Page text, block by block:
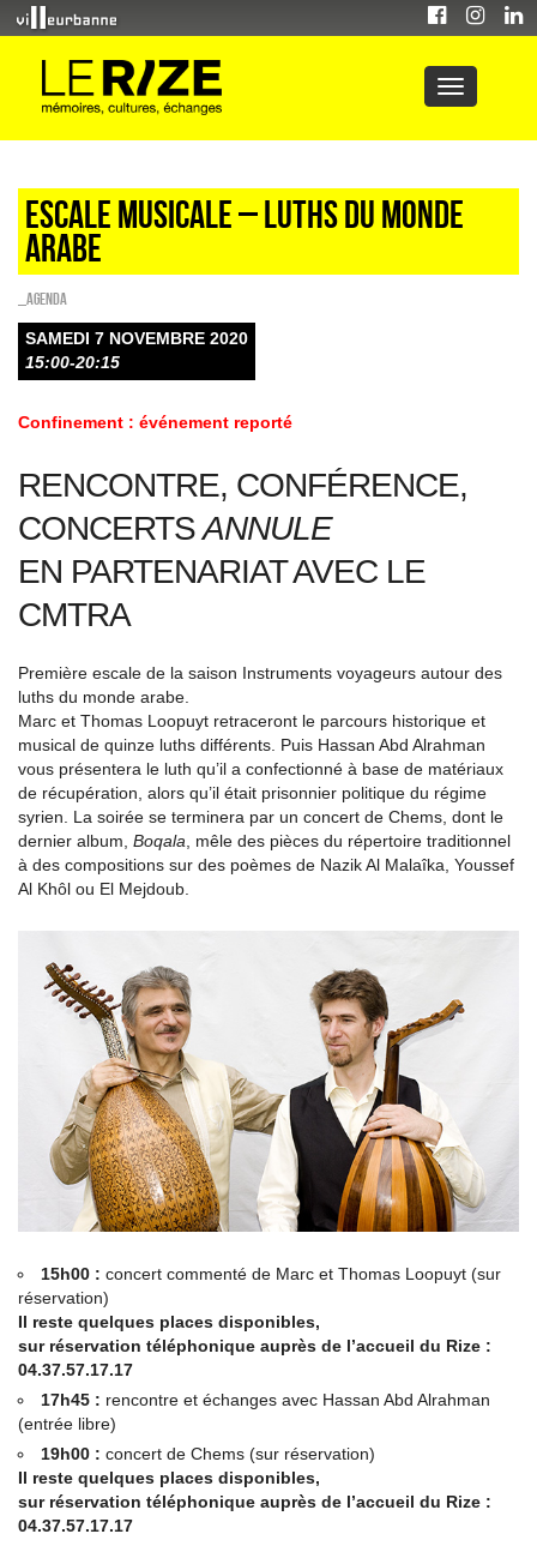
Escale musicale – Luths du monde
arabe
_Agenda
SAMEDI 7 NOVEMBRE 2020
15:00-20:15
Confinement : événement reporté
RENCONTRE, CONFÉRENCE,
CONCERTSANNULE
EN PARTENARIAT AVEC LE
CMTRA
Première escale de la saison Instruments voyageurs autour des
luths du monde arabe.
Marc et Thomas Loopuyt retraceront le parcours historique et
musical de quinze luths différents. Puis Hassan Abd Alrahman
vous présentera le luth qu’il a confectionné à base de matériaux
de récupération, alors qu’il était prisonnier politique du régime
syrien. La soirée se terminera par un concert de Chems, dont le
dernier album, Boqala , mêle des pièces du répertoire traditionnel
à des compositions sur des poèmes de Nazik Al Malaîka, Youssef
Al Khôl ou El Mejdoub.
15h00 : concert commenté de Marc et Thomas Loopuyt (sur
réservation)
Il reste quelques places disponibles,
sur réservation téléphonique auprès de l’accueil du Rize :
04.37.57.17.17
17h45 : rencontre et échanges avec Hassan Abd Alrahman
(entrée libre)
19h00 : concert de Chems (sur réservation)
Il reste quelques places disponibles,
sur réservation téléphonique auprès de l’accueil du Rize :
04.37.57.17.17